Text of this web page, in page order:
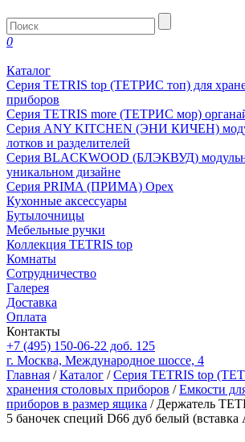
0
Каталог
Серия TETRIS top (ТЕТРИС топ) для
приборов
Серия TETRIS more (ТЕТРИС мор)
Серия ANY KITCHEN (ЭНИ КИЧЕН)
лотков и разделителей
Серия BLACKWOOD (БЛЭКВУД)
уникальном дизайне
Серия PRIMA (ПРИМА) Орех
Кухонные аксессуары
Бутылочницы
Мебельные ручки
Коллекция TETRIS top
Комнаты
Сотрудничество
Галерея
Доставка
Оплата
Контакты
+7 (495) 150-06-22 доб. 125
г. Москва, Международное шоссе, 4
Главная /Каталог /Серия TETRIS top
хранения столовых приборов /Емкости
приборов в размер ящика / Держатель
5 баночек специй D66 дуб белый (вставка